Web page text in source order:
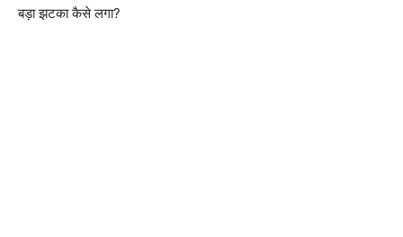
बड़ा झटका कैसे लगा?